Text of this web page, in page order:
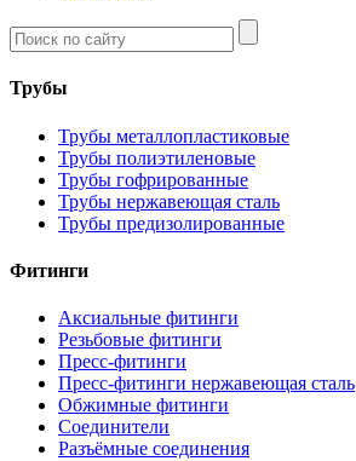
Трубы
Трубы металлопластиковые
Трубы полиэтиленовые
Трубы гофрированные
Трубы нержавеющая сталь
Трубы предизолированные
Фитинги
Аксиальные фитинги
Резьбовые фитинги
Пресс-фитинги
Пресс-фитинги нержавеющая сталь
Обжимные фитинги
Соединители
Разъёмные соединения